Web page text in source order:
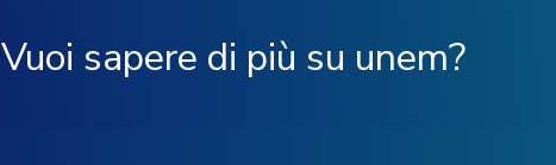
Vuoi sapere di più su unem?